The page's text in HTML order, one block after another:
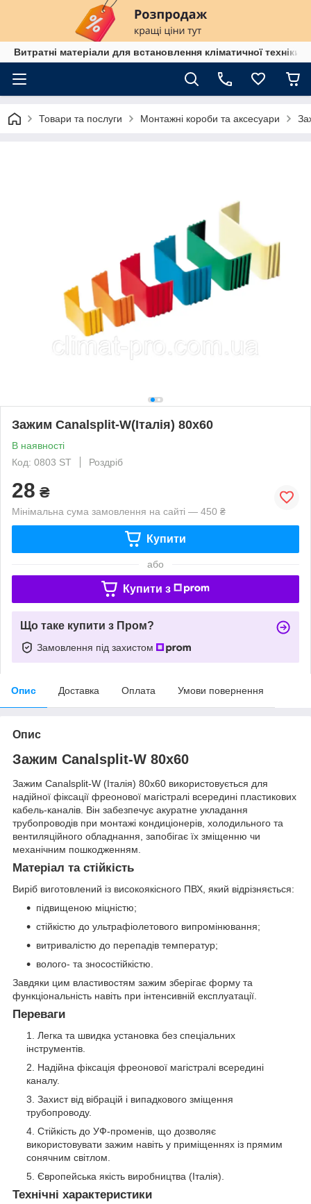
Витратні матеріали для встановлення кліматичної техніки
Товари та послуги Монтажні короби та аксесуари
Зажим Canalsplit-W(Італія) 80х60
В наявності
Код: 0803 ST
Роздріб
28 ₴
Мінімальна сума замовлення на сайті — 450 ₴
Купити
або
Купити з
Що таке купити з Пром?
Замовлення під захистом
Опис Доставка Оплата Умови повернення
Опис
Зажим Canalsplit-W 80х60
Зажим Canalsplit-W (Італія) 80х60 використовується для
надійної фіксації фреонової магістралі всередині пластикових
кабель-каналів. Він забезпечує акуратне укладання
трубопроводів при монтажі кондиціонерів, холодильного та
вентиляційного обладнання, запобігає їх зміщенню чи
механічним пошкодженням.
Матеріал та стійкість
Виріб виготовлений із високоякісного ПВХ, який відрізняється:
підвищеною міцністю;
стійкістю до ультрафіолетового випромінювання;
витривалістю до перепадів температур;
волого- та зносостійкістю.
Завдяки цим властивостям зажим зберігає форму та
функціональність навіть при інтенсивній експлуатації.
Переваги
Легка та швидка установка без спеціальних
інструментів.
Надійна фіксація фреонової магістралі всередині
каналу.
Захист від вібрацій і випадкового зміщення
трубопроводу.
Стійкість до УФ-променів, що дозволяє
використовувати зажим навіть у приміщеннях із прямим
сонячним світлом.
Європейська якість виробництва (Італія).
Технічні характеристики